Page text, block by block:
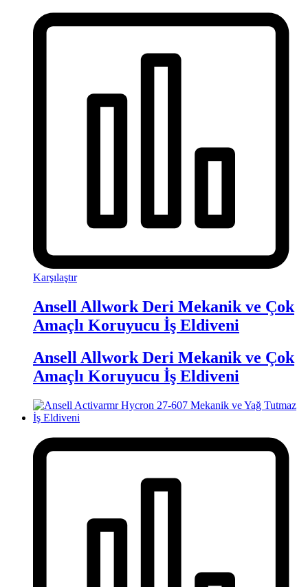
Karşılaştır
Ansell Allwork Deri Mekanik ve Çok
Amaçlı Koruyucu İş Eldiveni
Ansell Allwork Deri Mekanik ve Çok
Amaçlı Koruyucu İş Eldiveni